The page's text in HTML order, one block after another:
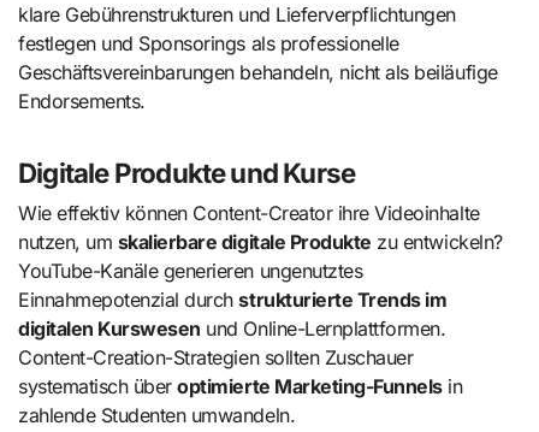
klare Gebührenstrukturen und Lieferverpflichtungen
festlegen und Sponsorings als professionelle
Geschäftsvereinbarungen behandeln, nicht als beiläufige
Endorsements.
Digitale Produkte und Kurse
Wie effektiv können Content-Creator ihre Videoinhalte
nutzen, um skalierbare digitale Produkte zu entwickeln?
YouTube-Kanäle generieren ungenutztes
Einnahmepotenzial durchstrukturierte Trends im
digitalen Kurswesen und Online-Lernplattformen.
Content-Creation-Strategien sollten Zuschauer
systematisch überoptimierte Marketing-Funnelsin
zahlende Studenten umwandeln.